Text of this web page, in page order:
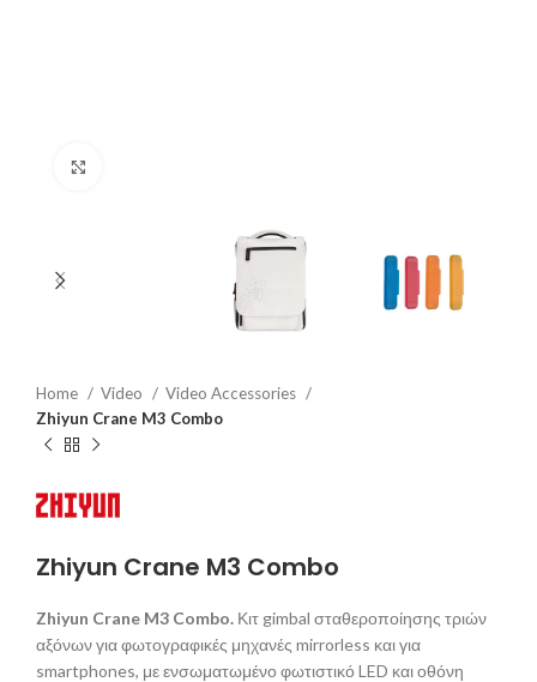
Home Video
Video Accessories
Zhiyun Crane M3 Combo
Zhiyun Crane M3 Combo
Zhiyun Crane M3 Combo. Κιτ gimbal σταθεροποίησης τριών
αξόνων για φωτογραφικές μηχανές mirrorless και για
smartphones, με ενσωματωμένο φωτιστικό LED και οθόνη